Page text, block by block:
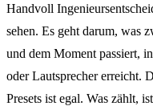
Handvoll
sehen. Es geht darum, was
und dem Moment passiert,
oder Lautsprecher erreicht.
Presets ist egal. Was zählt,